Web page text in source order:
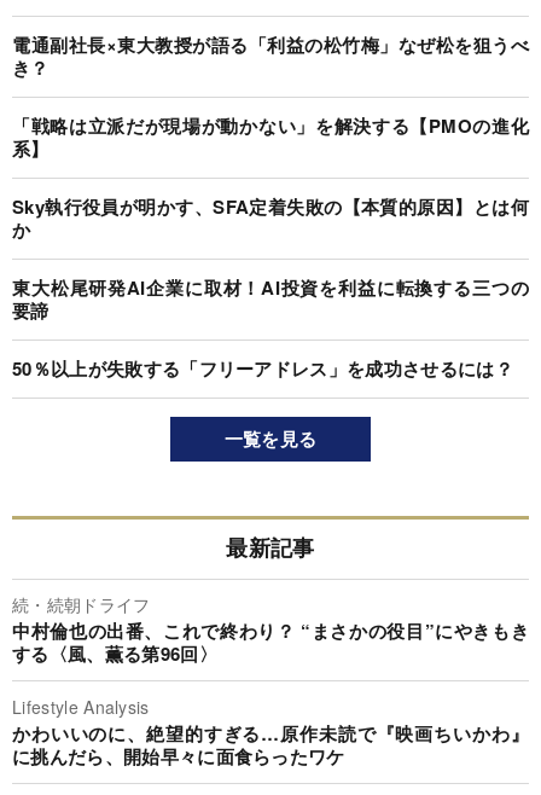
電通副社長×東大教授が語る「利益の松竹梅」なぜ松を狙うべ
き？
「戦略は立派だが現場が動かない」を解決する【PMOの進化
系】
Sky執行役員が明かす、SFA定着失敗の【本質的原因】とは何
か
東大松尾研発AI企業に取材！AI投資を利益に転換する三つの
要諦
50％以上が失敗する「フリーアドレス」を成功させるには？
一覧を見る
最新記事
続・続朝ドライフ
中村倫也の出番、これで終わり？ “まさかの役目”にやきもき
する〈風、薫る第96回〉
Lifestyle Analysis
かわいいのに、絶望的すぎる…原作未読で『映画ちいかわ』
に挑んだら、開始早々に面食らったワケ